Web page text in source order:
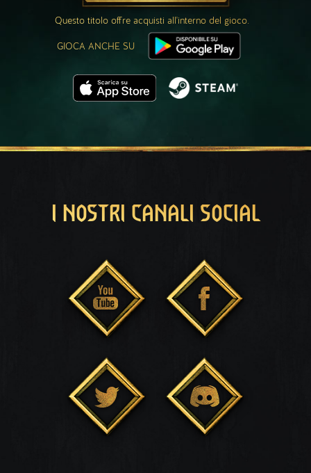
Questo titolo offre acquisti all'interno del gioco.
GIOCA ANCHE SU
I NOSTRI CANALI SOCIAL